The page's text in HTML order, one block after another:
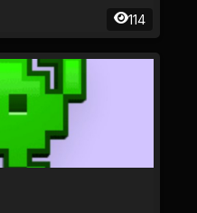
114